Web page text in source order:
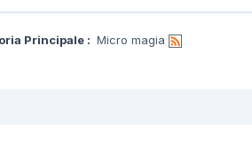
Principale : Micro magia